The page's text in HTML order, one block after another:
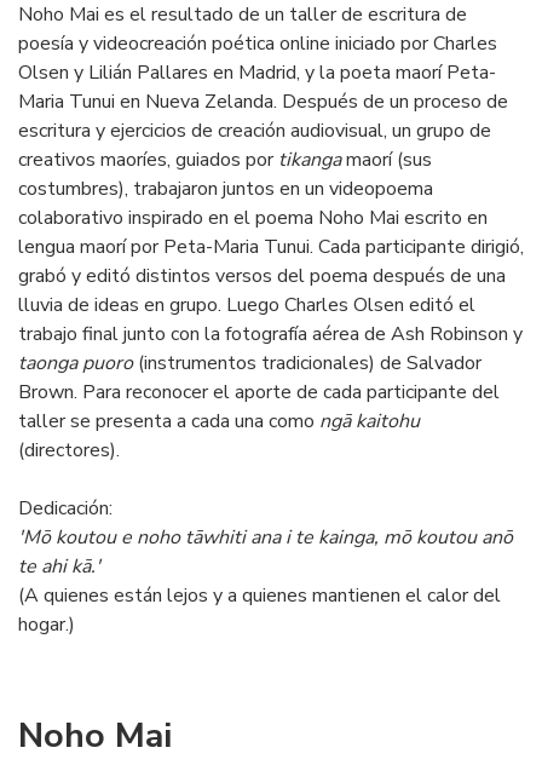
Noho Mai es el resultado de un taller de escritura de
poesía y videocreación poética online iniciado por Charles
Olsen y Lilián Pallares en Madrid, y la poeta maorí Peta-
Maria Tunui en Nueva Zelanda. Después de un proceso de
escritura y ejercicios de creación audiovisual, un grupo de
creativos maoríes, guiados por tikangamaorí (sus
costumbres), trabajaron juntos en un videopoema
colaborativo inspirado en el poema Noho Mai escrito en
lengua maorí por Peta-Maria Tunui. Cada participante dirigió,
grabó y editó distintos versos del poema después de una
lluvia de ideas en grupo. Luego Charles Olsen editó el
trabajo final junto con la fotografía aérea de Ash Robinson y
taonga puoro(instrumentos tradicionales) de Salvador
Brown. Para reconocer el aporte de cada participante del
taller se presenta a cada una como ngā kaitohu
(directores).
Dedicación:
'Mō koutou e noho tāwhiti ana i te kainga, mō koutou anō
te ahi kā.'
(A quienes están lejos y a quienes mantienen el calor del
hogar.)
Noho Mai